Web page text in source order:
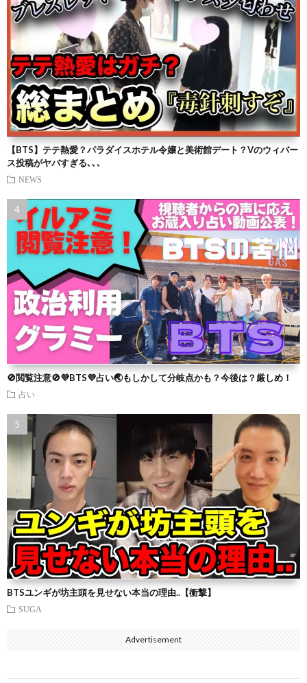
【BTS】テテ熱愛？パラダイスホテル令嬢と美術館デート？Vのウィバー
ス投稿がヤバすぎる､､､
NEWS
🚫閲覧注意🚫💜BTS💜占い🌏もしかして分岐点かも？今後は？厳しめ！
占い
BTSユンギが坊主頭を見せない本当の理由..【衝撃】
SUGA
Advertisement